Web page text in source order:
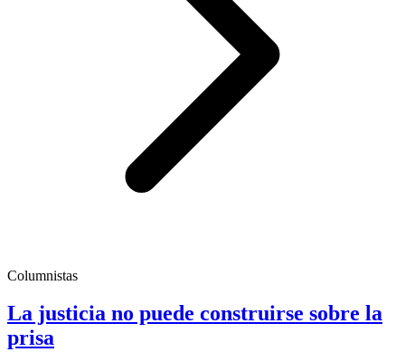
Columnistas
La justicia no puede construirse sobre la
prisa